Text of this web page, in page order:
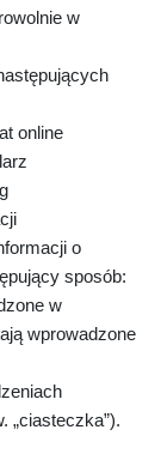
w
online
o
sposób:
w
wprowadzone
„ciasteczka”).